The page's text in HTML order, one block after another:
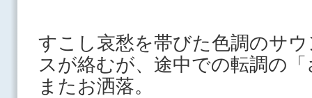
すこし哀愁を帯びた色調のサ
スが絡むが、途中での転調の
またお洒落。